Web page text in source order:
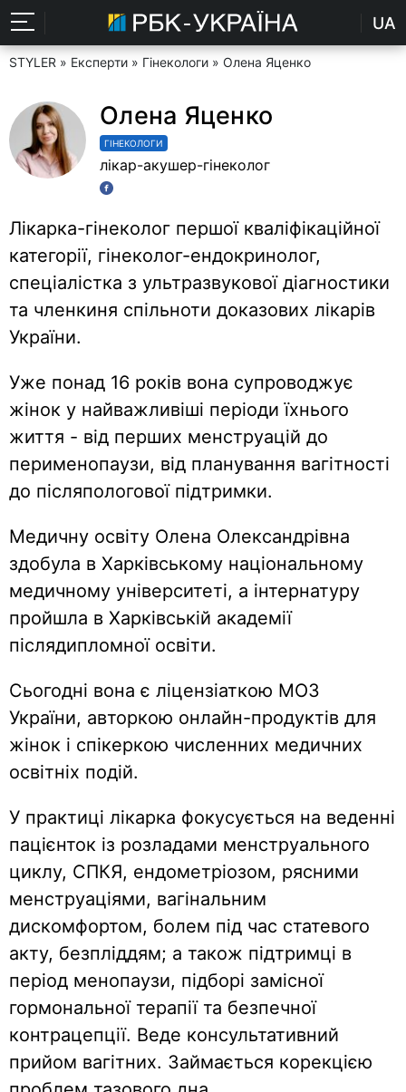
UA
STYLER » Експерти » Гінекологи » Олена Яценко
Олена Яценко
ГІНЕКОЛОГИ
лікар-акушер-гінеколог
Лікарка-гінеколог першої кваліфікаційної
категорії, гінеколог-ендокринолог,
спеціалістка з ультразвукової діагностики
та членкиня спільноти доказових лікарів
України.
Уже понад 16 років вона супроводжує
жінок у найважливіші періоди їхнього
життя - від перших менструацій до
перименопаузи, від планування вагітності
до післяпологової підтримки.
Медичну освіту Олена Олександрівна
здобула в Харківському національному
медичному університеті, а інтернатуру
пройшла в Харківській академії
післядипломної освіти.
Сьогодні вона є ліцензіаткою МОЗ
України, авторкою онлайн-продуктів для
жінок і спікеркою численних медичних
освітніх подій.
У практиці лікарка фокусується на веденні
пацієнток із розладами менструального
циклу, СПКЯ, ендометріозом, рясними
менструаціями, вагінальним
дискомфортом, болем під час статевого
акту, безпліддям; а також підтримці в
період менопаузи, підборі замісної
гормональної терапії та безпечної
контрацепції. Веде консультативний
прийом вагітних. Займається корекцією